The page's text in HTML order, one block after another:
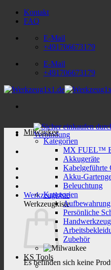
Zum
Inhalt
Kontakt
FAQ
E-Mail
+491706673179
E-Mail
+491706673179
Werkzeugkiste
Werkzeugkiste
Es befinden sich keine
Milwaukee
Kategorien
MX FUEL™
Akkugeräte
Kabelgeführte
Akku-
Beleuchtung
Kategorien
Aufbewahrung
Persönliche
Zubehör
KS Tools